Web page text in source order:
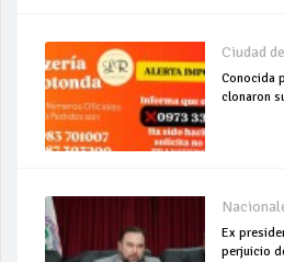
Ciudad
Conocida
clonaron
Ex
perjuicio